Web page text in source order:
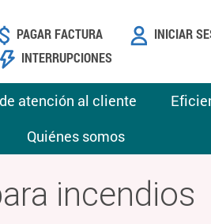
atención al cliente
Quiénes somos
PAGAR FACTURA
INICIAR
INTERRUPCIONES
incendios